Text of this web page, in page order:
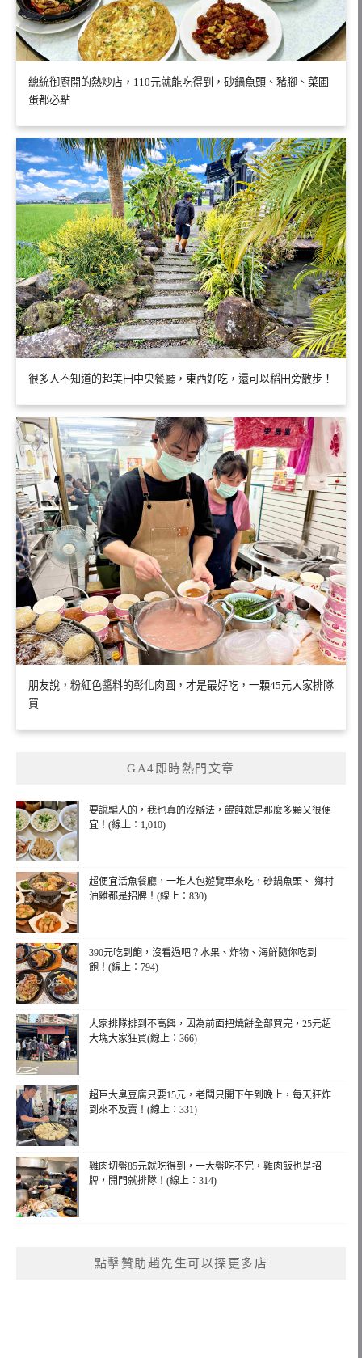
總統御廚開的熱炒店，110元就能吃得到，砂鍋魚頭、豬腳、菜圃
蛋都必點
很多人不知道的超美田中央餐廳，東西好吃，還可以稻田旁散步！
朋友說，粉紅色醬料的彰化肉圓，才是最好吃，一顆45元大家排隊
買
GA4即時熱門文章
要說騙人的，我也真的沒辦法，餛飩就是那麼多顆又很便
宜！(線上：1,010)
超便宜活魚餐廳，一堆人包遊覽車來吃，砂鍋魚頭、 鄉村
油雞都是招牌！(線上：830)
390元吃到飽，沒看過吧？水果、炸物、海鮮隨你吃到
飽！(線上：794)
大家排隊排到不高興，因為前面把燒餅全部買完，25元超
大塊大家狂買(線上：366)
超巨大臭豆腐只要15元，老闆只開下午到晚上，每天狂炸
到來不及賣！(線上：331)
雞肉切盤85元就吃得到，一大盤吃不完，雞肉飯也是招
牌，開門就排隊！(線上：314)
點擊贊助趙先生可以探更多店